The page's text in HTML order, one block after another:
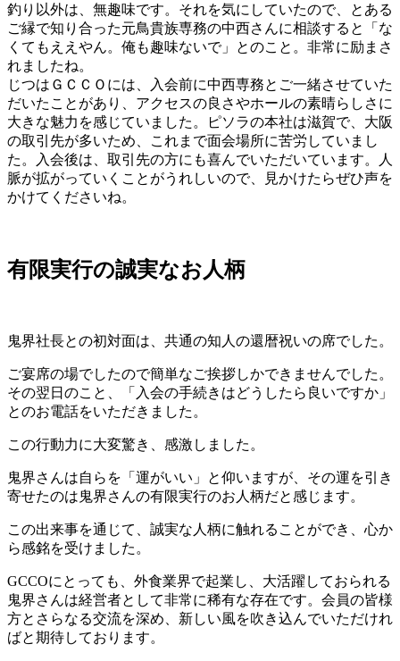
釣り以外は、無趣味です。それを気にしていたので、とある
ご縁で知り合った元鳥貴族専務の中西さんに相談すると「な
くてもええやん。俺も趣味ないで」とのこと。非常に励まさ
れましたね。
じつはＧＣＣＯには、入会前に中西専務とご一緒させていた
だいたことがあり、アクセスの良さやホールの素晴らしさに
大きな魅力を感じていました。ピソラの本社は滋賀で、大阪
の取引先が多いため、これまで面会場所に苦労していまし
た。入会後は、取引先の方にも喜んでいただいています。人
脈が拡がっていくことがうれしいので、見かけたらぜひ声を
かけてくださいね。
有限実行の誠実なお人柄
鬼界社長との初対面は、共通の知人の還暦祝いの席でした。
ご宴席の場でしたので簡単なご挨拶しかできませんでした。
その翌日のこと、「入会の手続きはどうしたら良いですか」
とのお電話をいただきました。
この行動力に大変驚き、感激しました。
鬼界さんは自らを「運がいい」と仰いますが、その運を引き
寄せたのは鬼界さんの有限実行のお人柄だと感じます。
この出来事を通じて、誠実な人柄に触れることができ、心か
ら感銘を受けました。
GCCOにとっても、外食業界で起業し、大活躍しておられる
鬼界さんは経営者として非常に稀有な存在です。会員の皆様
方とさらなる交流を深め、新しい風を吹き込んでいただけれ
ばと期待しております。